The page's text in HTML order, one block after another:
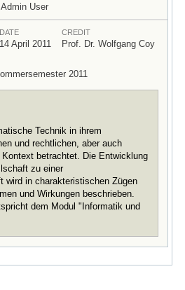
Admin User
DATE
14 April 2011
CREDIT
Prof. Dr. Wolfgang Coy
2011
Technik in ihrem
und rechtlichen, aber auch
betrachtet. Die Entwicklung
zu einer
wird in charakteristischen Zügen
und Wirkungen beschrieben.
dem Modul "Informatik und